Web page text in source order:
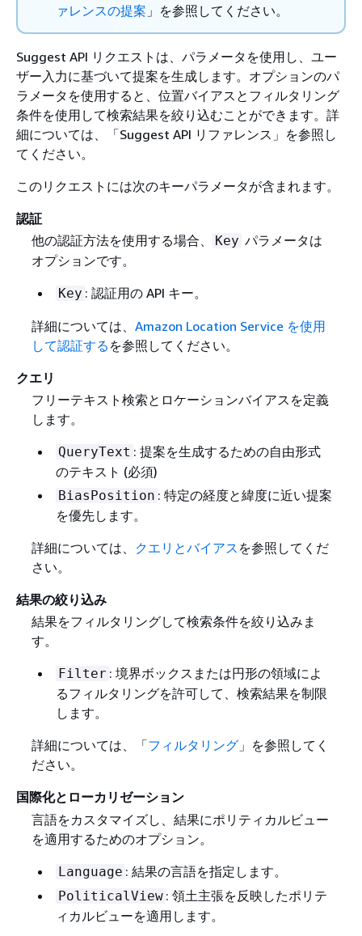
ァレンスの提案 」を参照してください。
Suggest API リクエストは、パラメータを使用し、ユー
ザー入力に基づいて提案を生成します。オプションのパ
ラメータを使用すると、位置バイアスとフィルタリング
条件を使用して検索結果を絞り込むことができます。詳
細については、「Suggest API リファレンス」を参照し
てください。
このリクエストには次のキーパラメータが含まれます。
認証
他の認証方法を使用する場合、
Key パラメータは
オプションです。
Key : 認証用の API キー。
詳細については、 Amazon Location Service を使用
して認証する を参照してください。
クエリ
フリーテキスト検索とロケーションバイアスを定義
します。
QueryText : 提案を生成するための自由形式
のテキスト (必須)
BiasPosition : 特定の経度と緯度に近い提案
を優先します。
詳細については、
クエリとバイアス を参照してくだ
さい。
結果の絞り込み
結果をフィルタリングして検索条件を絞り込みま
す。
Filter : 境界ボックスまたは円形の領域によ
るフィルタリングを許可して、検索結果を制限
します。
詳細については、「フィルタリング」を参照してく
ださい。
国際化とローカリゼーション
言語をカスタマイズし、結果にポリティカルビュー
を適用するためのオプション。
Language : 結果の言語を指定します。
PoliticalView : 領土主張を反映したポリテ
ィカルビューを適用します。